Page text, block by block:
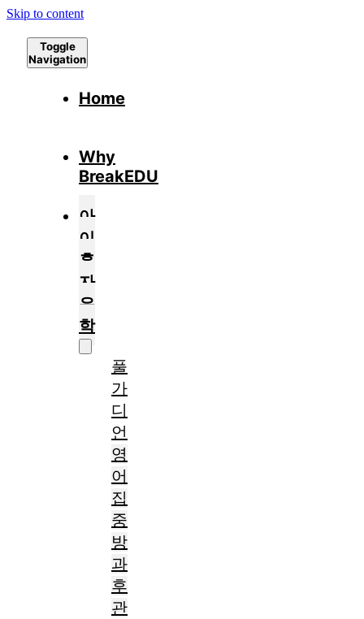
Skip to content
Toggle
Navigation
Home
Why
BreakEDU
아
이
혼
자
유
학
풀
가
디
언
영
어
집
중
방
과
후
관